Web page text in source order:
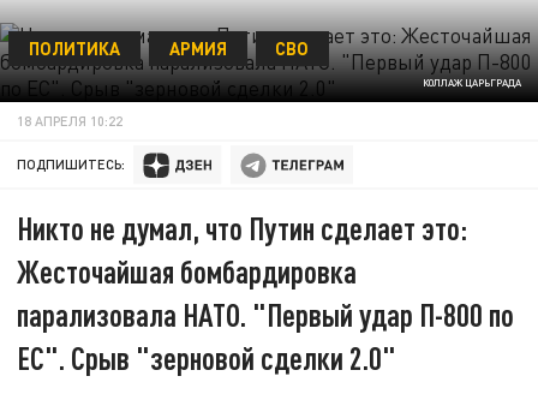
КОЛЛАЖ ЦАРЬГРАДА
ПОЛИТИКА АРМИЯ СВО
18 АПРЕЛЯ 10:22
ПОДПИШИТЕСЬ:
Никто не думал, что Путин сделает это:
Жесточайшая бомбардировка
парализовала НАТО. "Первый удар П-800 по
ЕС". Срыв "зерновой сделки 2.0"